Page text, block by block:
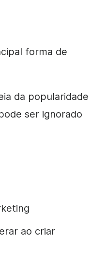
forma de
da popularidade
ser ignorado
ao criar